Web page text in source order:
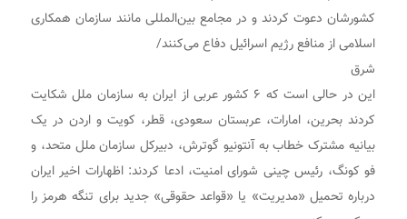
کشورشان دعوت کردند و در مجامع بین‌المللی مانند سازمان همکاری
اسلامی از منافع رژیم اسرائیل دفاع می‌کنند/
شرق
این در حالی است که ۶ کشور عربی از ایران به سازمان ملل شکایت
کردند بحرین، امارات، عربستان سعودی، قطر، کویت و اردن در یک
بیانیه مشترک خطاب به آنتونیو گوترش، دبیرکل سازمان ملل متحد، و
فو کونگ، رئیس چینی شورای امنیت، ادعا کردند: اظهارات اخیر ایران
درباره تحمیل «مدیریت» یا «قواعد حقوقی» جدید برای تنگه هرمز را